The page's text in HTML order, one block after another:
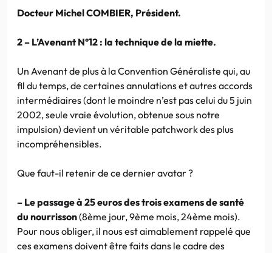
Docteur Michel COMBIER, Président.
2 – L’Avenant N°12 : la technique de la miette.
Un Avenant de plus à la Convention Généraliste qui, au
fil du temps, de certaines annulations et autres accords
intermédiaires (dont le moindre n’est pas celui du 5 juin
2002, seule vraie évolution, obtenue sous notre
impulsion) devient un véritable patchwork des plus
incompréhensibles.
Que faut-il retenir de ce dernier avatar ?
– Le passage à 25 euros des trois examens de santé
du nourrisson(8ème jour, 9ème mois, 24ème mois).
Pour nous obliger, il nous est aimablement rappelé que
ces examens doivent être faits dans le cadre des